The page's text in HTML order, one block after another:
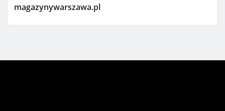
magazynywarszawa.pl